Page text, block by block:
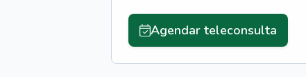
Agendar teleconsulta